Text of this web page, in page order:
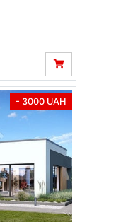
- 3000 UAH